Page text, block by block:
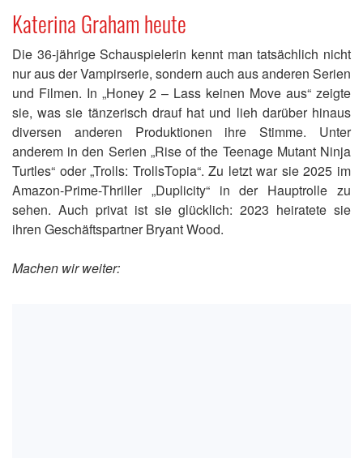
Katerina Graham heute
Die 36-jährige Schauspielerin kennt man tatsächlich nicht
nur aus der Vampirserie, sondern auch aus anderen Serien
und Filmen. In „Honey 2 – Lass keinen Move aus“ zeigte
sie, was sie tänzerisch drauf hat und lieh darüber hinaus
diversen anderen Produktionen ihre Stimme. Unter
anderem in den Serien „Rise of the Teenage Mutant Ninja
Turtles“ oder „Trolls: TrollsTopia“. Zu letzt war sie 2025 im
Amazon-Prime-Thriller „Duplicity“ in der Hauptrolle zu
sehen. Auch privat ist sie glücklich: 2023 heiratete sie
ihren Geschäftspartner Bryant Wood.
Machen wir weiter: